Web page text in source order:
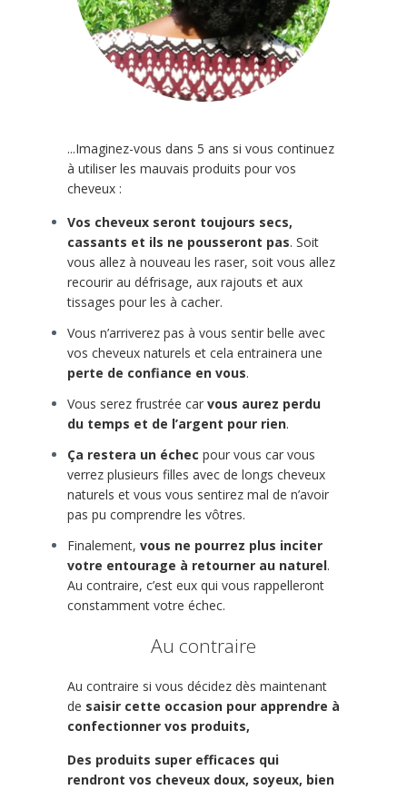
...Imaginez-vous dans 5 ans si vous continuez
à utiliser les mauvais produits pour vos
cheveux :
Vos cheveux seront toujours secs,
cassants et ils ne pousseront pas. Soit
vous allez à nouveau les raser, soit vous allez
recourir au défrisage, aux rajouts et aux
tissages pour les à cacher.
Vous n’arriverez pas à vous sentir belle avec
vos cheveux naturels et cela entrainera une
perte de confiance en vous.
Vous serez frustrée car vous aurez perdu
du temps et de l’argent pour rien.
Ça restera un échec pour vous car vous
verrez plusieurs filles avec de longs cheveux
naturels et vous vous sentirez mal de n’avoir
pas pu comprendre les vôtres.
Finalement, vous ne pourrez plus inciter
votre entourage à retourner au naturel.
Au contraire, c’est eux qui vous rappelleront
constamment votre échec.
Au contraire
Au contraire si vous décidez dès maintenant
de saisir cette occasion pour apprendre à
confectionner vos produits,
Des produits super efficaces qui
rendront vos cheveux doux, soyeux, bien